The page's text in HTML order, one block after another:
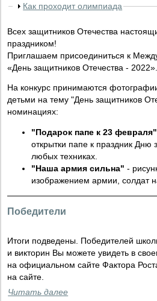
Как проходит олимпиада
Всех защитников Отечества
праздником!
Приглашаем присоединиться к
«День защитников Отечества - 2022».
На конкурс принимаются
детьми на тему "День защитников
номинациях:
"Подарок папе к 23 февраля"
открытки папе к праздник Дню
любых техниках.
"Наша армия сильна" -
изображением армии, солдат
Победители
Итоги подведены. Победителей
и викторин Вы можете увидеть в
на официальном сайте Фактора
на сайте.
Читать далее